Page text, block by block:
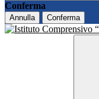
Conferma
Annulla Conferma